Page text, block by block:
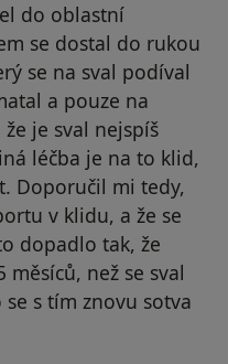
do oblastní
se dostal do rukou
se na sval podíval
a pouze na
je sval nejspíš
léčba je na to klid,
Doporučil mi tedy,
v klidu, a že se
dopadlo tak, že
než se sval
s tím znovu sotva